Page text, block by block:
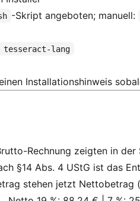
-Skript angeboten; manuell:
lang
Installationshinweis
Rechnung zeigten in
§14 Abs. 4 UStG ist das
stehen jetzt Nettobetrag